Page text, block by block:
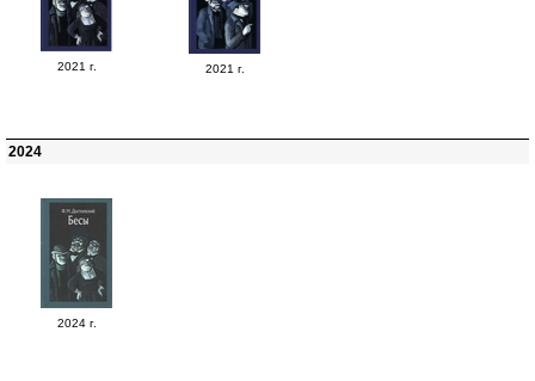
2021 г. 2021 г.
2024
2024 г.